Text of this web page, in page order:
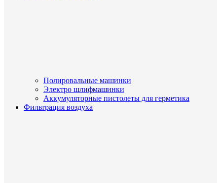
Полировальные машинки
Электро шлифмашинки
Аккумуляторные пистолеты для герметика
Фильтрация воздуха